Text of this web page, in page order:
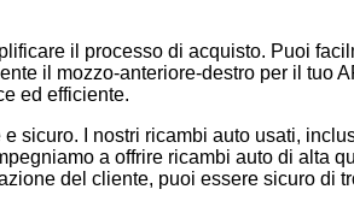
il processo di acquisto. Puoi
il mozzo-anteriore-destro per il
ed efficiente.
sicuro. I nostri ricambi auto usati,
a offrire ricambi auto di alta
del cliente, puoi essere sicuro di